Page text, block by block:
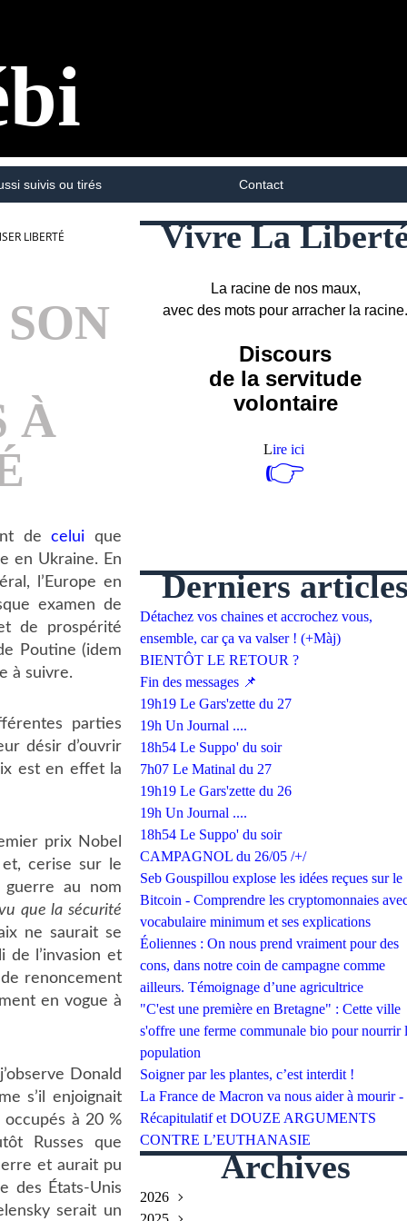
suivis ou tirés Contact
LIBERTÉ
À
de celui
que
en Ukraine. En
l’Europe en
examen de
de prospérité
Poutine (idem
à suivre.
parties
désir d’ouvrir
est en effet la
prix Nobel
cerise sur le
guerre au nom
que la sécurité
ne saurait se
de l’invasion et
renoncement
en vogue à
Donald
s’il enjoignait
à 20 %
Russes que
et aurait pu
des États-Unis
serait un
Vivre La
La racine de nos maux,
avec des mots pour arracher la racine.
Discours
de la servitude
volontaire
Lire ici
👉
Derniers
Détachez vos chaines et accrochez vous,
ensemble, car ça va valser ! (+Màj)
BIENTÔT LE RETOUR ?
Fin des messages 📌
19h19 Le Gars'zette du 27
19h Un Journal ....
18h54 Le Suppo' du soir
7h07 Le Matinal du 27
19h19 Le Gars'zette du 26
19h Un Journal ....
18h54 Le Suppo' du soir
CAMPAGNOL du 26/05 /+/
Seb Gouspillou explose les idées reçues sur le
Bitcoin - Comprendre les cryptomonnaies
vocabulaire minimum et ses explications
Éoliennes : On nous prend vraiment pour des
cons, dans notre coin de campagne comme
ailleurs. Témoignage d’une agricultrice
"C'est une première en Bretagne" : Cette ville
s'offre une ferme communale bio pour nourrir
population
Soigner par les plantes, c’est interdit !
La France de Macron va nous aider à mourir -
Récapitulatif et DOUZE ARGUMENTS
CONTRE L’EUTHANASIE
Archives
2026